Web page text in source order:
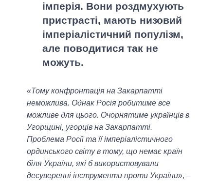
імперія. Вони роздмухують
пристрасті, мають низовий
імперіалістичний популізм,
але поводитися так не
можуть.
«Тому конфронтація на Закарпатті
неможлива. Однак Росія робитиме все
можливе для цього. Очорнятиме українців в
Угорщині, угорців на Закарпатті.
Проблема Росії та її імперіалістичного
ординського світу в тому, що немає країн
біля України, які б використовували
десуверенні інструменти проти України», –